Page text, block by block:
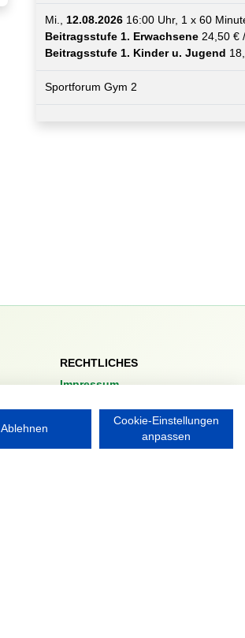
Mi., 12.08.202616:00 Uhr, 1 x 60
Beitragsstufe 1. Erwachsene24,50 €
Beitragsstufe 1. Kinder u. Jugend
Sportforum Gym 2
Ablehnen
Cookie-Einstellungen
anpassen
RECHTLICHES
Impressum